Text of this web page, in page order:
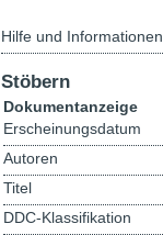
Hilfe und Informationen
Stöbern
Dokumentanzeige
Erscheinungsdatum
Autoren
Titel
DDC-Klassifikation